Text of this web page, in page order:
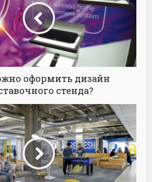
оформить дизайн
стенда?